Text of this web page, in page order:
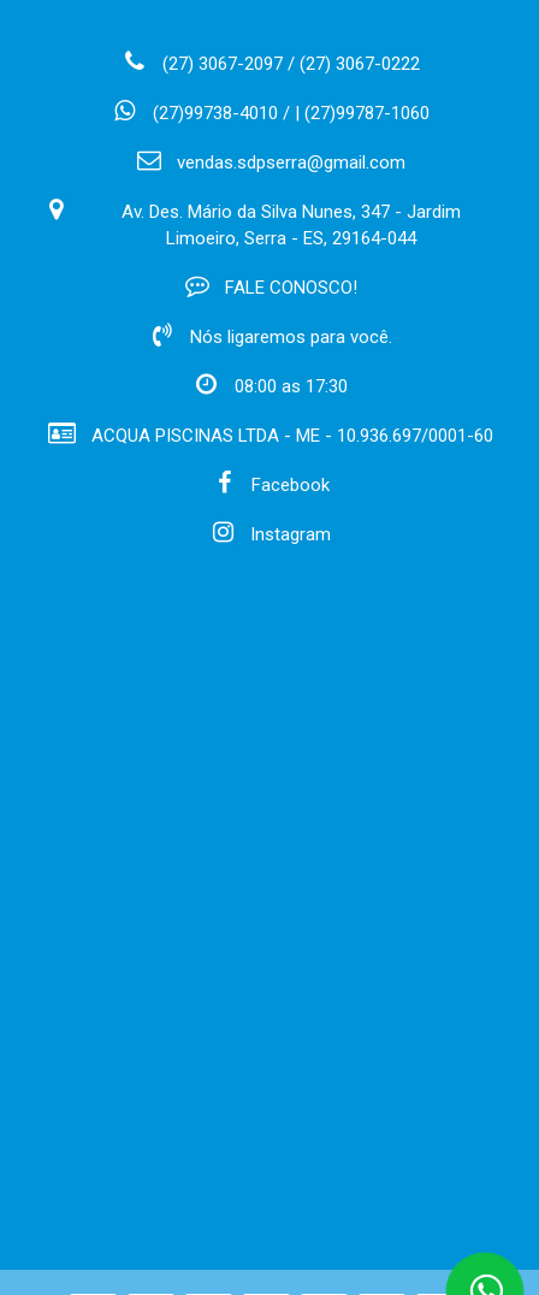
(27) 3067-2097 / (27) 3067-0222
(27)99738-4010 / | (27)99787-1060
vendas.sdpserra@gmail.com
Av. Des. Mário da Silva Nunes, 347 - Jardim
Limoeiro, Serra - ES, 29164-044
FALE CONOSCO!
Nós ligaremos para você.
08:00 as 17:30
ACQUA PISCINAS LTDA - ME - 10.936.697/0001-60
Facebook
Instagram